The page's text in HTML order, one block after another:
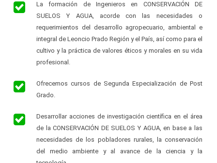
La formación de Ingenieros en CONSERVACIÓN DE
SUELOS Y AGUA, acorde con las necesidades o
requerimientos del desarrollo agropecuario, ambiental e
integral de Leoncio Prado Región y el País, así como para el
cultivo y la práctica de valores éticos y morales en su vida
profesional.
Ofrecemos cursos de Segunda Especialización de Post
Grado.
Desarrollar acciones de investigación científica en el área
de la CONSERVACIÓN DE SUELOS Y AGUA, en base a las
necesidades de los pobladores rurales, la conservación
del medio ambiente y al avance de la ciencia y la